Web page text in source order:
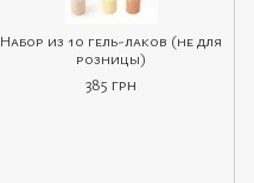
Набор из 10 гель-лаков (не для
розницы)
385 грн